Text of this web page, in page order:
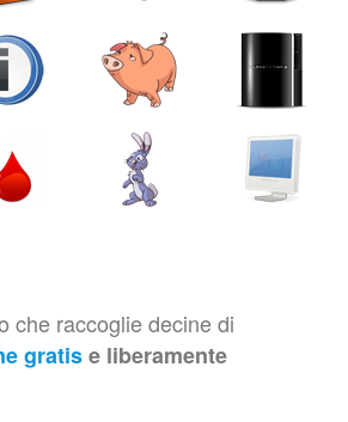
che raccoglie decine di
gratise liberamente